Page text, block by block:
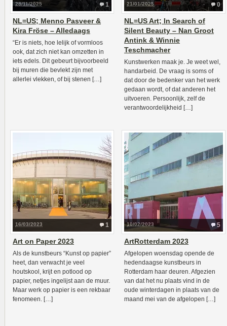
1
28/11/2025
NL=US; Menno Pasveer &
Kira Fröse – Alledaags
“Er is niets, hoe lelijk of vormloos
ook, dat zich niet kan omzetten in
iets edels. Dit gebeurt bijvoorbeeld
bij muren die bevlekt zijn met
allerlei vlekken, of bij stenen […]
0
21/01/2025
NL=US Art; In Search of
Silent Beauty – Nan Groot
Antink & Winnie
Teschmacher
Kunstwerken maak je. Je weet wel,
handarbeid. De vraag is soms of
dat door de bedenker van het werk
gedaan wordt, of dat anderen het
uitvoeren. Persoonlijk, zelf de
verantwoordelijkheid […]
1
16/03/2023
Art on Paper 2023
Als de kunstbeurs “Kunst op papier”
heet, dan verwacht je veel
houtskool, krijt en potlood op
papier, netjes ingelijst aan de muur.
Maar werk op papier is een rekbaar
fenomeen. […]
5
10/02/2023
ArtRotterdam 2023
Afgelopen woensdag opende de
hedendaagse kunstbeurs in
Rotterdam haar deuren. Afgezien
van dat het nu plaats vind in de
oude winterdagen in plaats van de
maand mei van de afgelopen […]